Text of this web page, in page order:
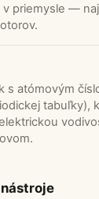
priemysle —
s atómovým
tabuľky),